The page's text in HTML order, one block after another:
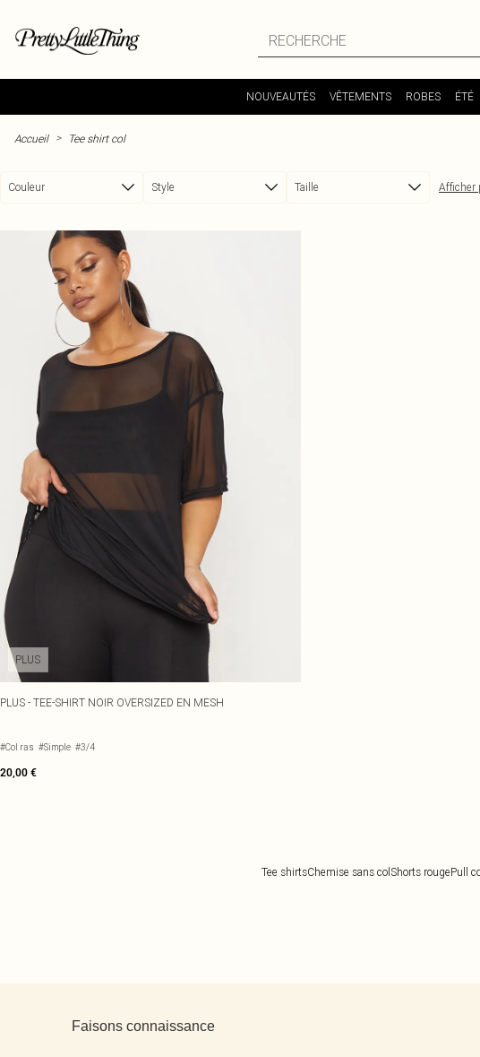
NOUVEAUTÉS VÊTEMENTS ROBES ÉTÉ
Accueil > Tee shirt col
Couleur Style Taille
Afficher
PLUS
PLUS - TEE-SHIRT NOIR OVERSIZED EN MESH
#Col ras #Simple #3/4
20,00 €
Tee shirtsChemise sans col Shorts rougePull
Faisons connaissance